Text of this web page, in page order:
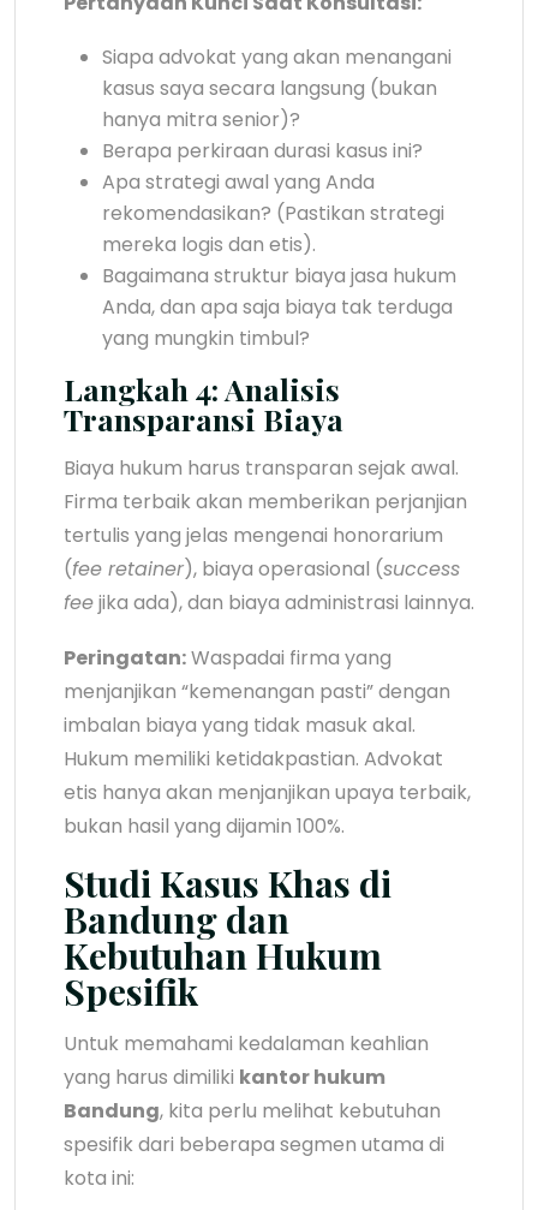
Siapa advokat yang akan menangani
kasus saya secara langsung (bukan
hanya mitra senior)?
Berapa perkiraan durasi kasus ini?
Apa strategi awal yang Anda
rekomendasikan? (Pastikan strategi
mereka logis dan etis).
Bagaimana struktur biaya jasa hukum
Anda, dan apa saja biaya tak terduga
yang mungkin timbul?
Langkah 4: Analisis
Transparansi Biaya
Biaya hukum harus transparan sejak awal.
Firma terbaik akan memberikan perjanjian
tertulis yang jelas mengenai honorarium
(fee retainer), biaya operasional (success
feejika ada), dan biaya administrasi lainnya.
Peringatan:Waspadai firma yang
menjanjikan “kemenangan pasti” dengan
imbalan biaya yang tidak masuk akal.
Hukum memiliki ketidakpastian. Advokat
etis hanya akan menjanjikan upaya terbaik,
bukan hasil yang dijamin 100%.
Studi Kasus Khas di
Bandung dan
Kebutuhan Hukum
Spesifik
Untuk memahami kedalaman keahlian
yang harus dimiliki kantor hukum
Bandung, kita perlu melihat kebutuhan
spesifik dari beberapa segmen utama di
kota ini: